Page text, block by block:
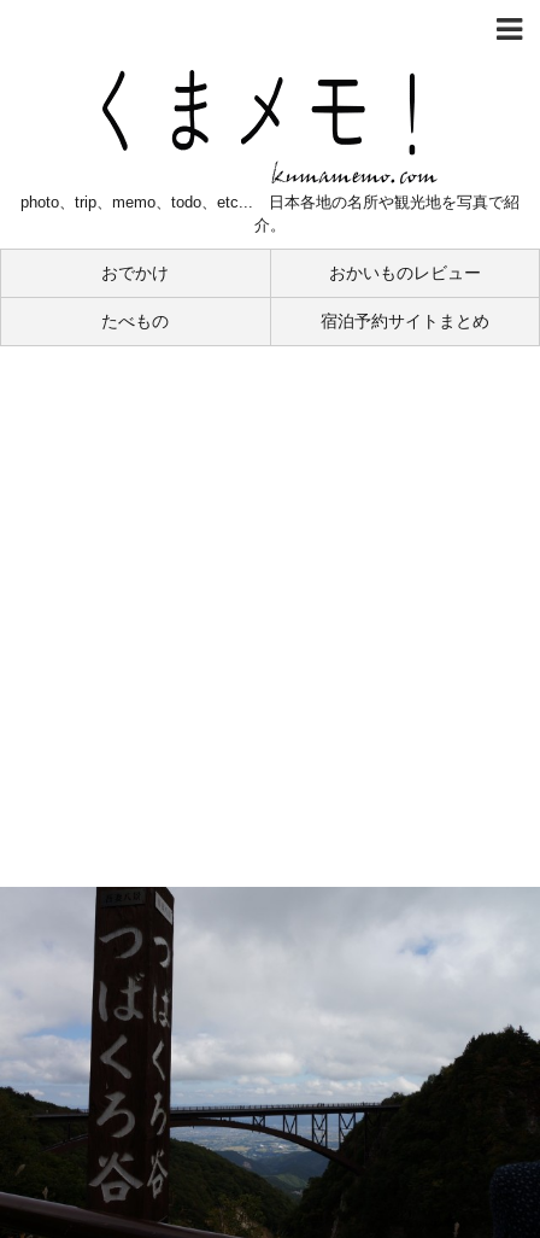
photo、trip、memo、todo、etc... 日本各地の名所や観光地を写真で紹
介。
おでかけ おかいものレビュー
たべもの 宿泊予約サイトまとめ